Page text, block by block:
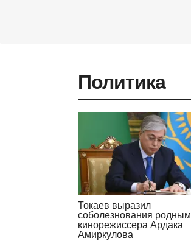
Политика
Токаев выразил
соболезнования родным
кинорежиссера Ардака
Амиркулова